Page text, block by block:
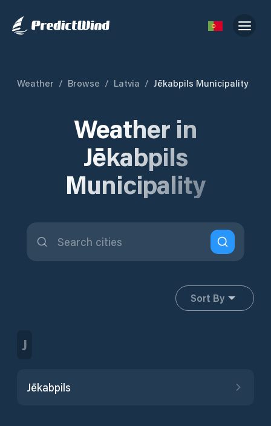
Weather / Browse / Latvia / Jēkabpils Municipality
Weather in
Jēkabpils
Municipality
Sort By
J
Jēkabpils